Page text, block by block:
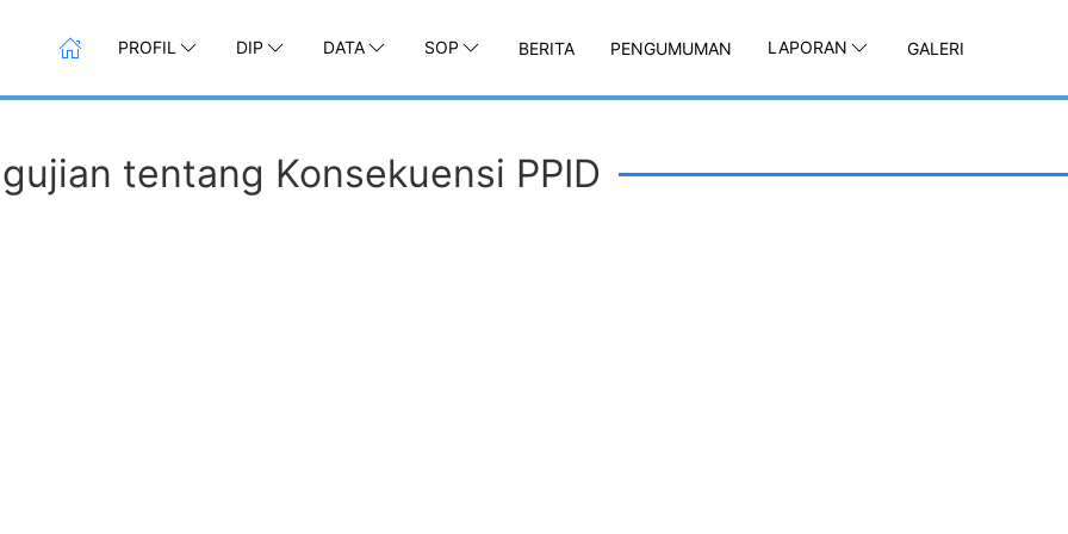
PROFIL DIP DATA SOP BERITA PENGUMUMAN LAPORAN GALERI
tentang Konsekuensi PPID